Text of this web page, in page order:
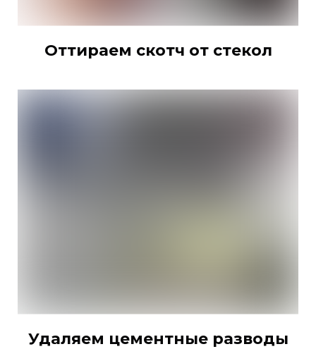
Оттираем скотч от стекол
Удаляем цементные разводы